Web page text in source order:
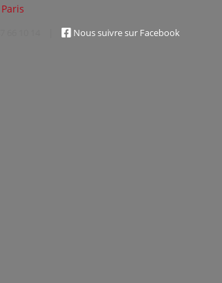
Nous suivre sur Facebook